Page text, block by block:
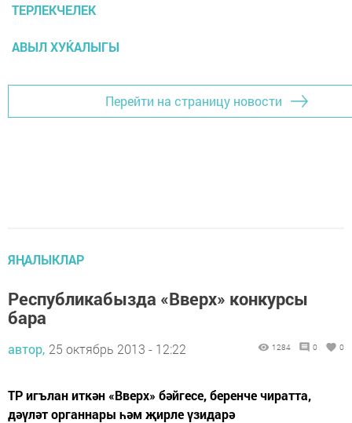
ТЕРЛЕКЧЕЛЕК
АВЫЛ ХУЌАЛЫГЫ
Перейти на страницу новости
ЯҢАЛЫКЛАР
Республикабызда «Вверх» конкурсы
бара
автор, 25 октябрь 2013 - 12:22 1284 0 0
ТР игълан иткән «Вверх» бәйгесе, беренче чиратта,
дәүләт органнары һәм җирле үзидарә